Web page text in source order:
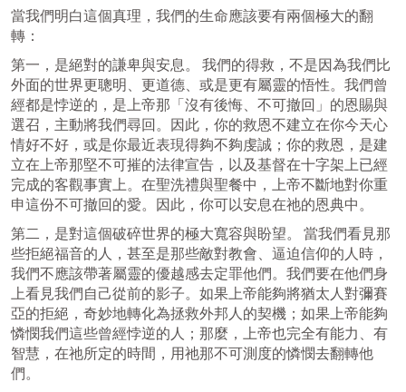
當我們明白這個真理，我們的生命應該要有兩個極大的翻
轉：
第一，是絕對的謙卑與安息。 我們的得救，不是因為我們比
外面的世界更聰明、更道德、或是更有屬靈的悟性。我們曾
經都是悖逆的，是上帝那「沒有後悔、不可撤回」的恩賜與
選召，主動將我們尋回。因此，你的救恩不建立在你今天心
情好不好，或是你最近表現得夠不夠虔誠；你的救恩，是建
立在上帝那堅不可摧的法律宣告，以及基督在十字架上已經
完成的客觀事實上。在聖洗禮與聖餐中，上帝不斷地對你重
申這份不可撤回的愛。因此，你可以安息在祂的恩典中。
第二，是對這個破碎世界的極大寬容與盼望。 當我們看見那
些拒絕福音的人，甚至是那些敵對教會、逼迫信仰的人時，
我們不應該帶著屬靈的優越感去定罪他們。我們要在他們身
上看見我們自己從前的影子。如果上帝能夠將猶太人對彌賽
亞的拒絕，奇妙地轉化為拯救外邦人的契機；如果上帝能夠
憐憫我們這些曾經悖逆的人；那麼，上帝也完全有能力、有
智慧，在祂所定的時間，用祂那不可測度的憐憫去翻轉他
們。